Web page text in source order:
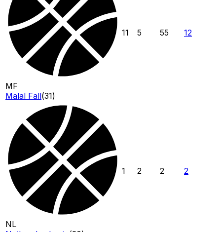
MF
Malal Fall(31)
11 5 55 12
NL
1 2 2 2